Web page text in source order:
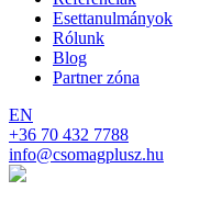
Esettanulmányok
Rólunk
Blog
Partner zóna
EN
+36 70 432 7788
info@csomagplusz.hu